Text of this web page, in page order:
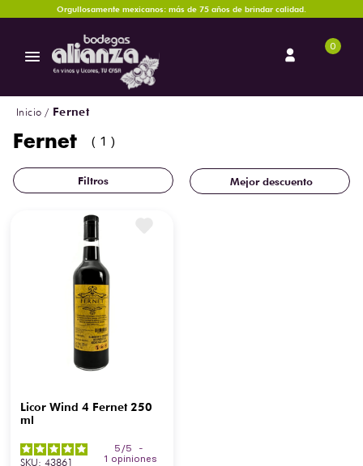
Orgullosamente mexicanos: más de 75 años de brindar calidad.
0
Fernet
Fernet 1
Mejor descuento
Licor Wind 4 Fernet 250
ml
5 /5
-
1 opiniones
SKU: 43861